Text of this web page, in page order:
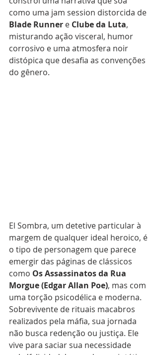
como uma jam session distorcida de
Blade Runner e Clubeda Luta,
misturando ação visceral, humor
corrosivo e uma atmosfera noir
distópica que desafia as convenções
do gênero.
El Sombra, um detetive particular à
margem de qualquer ideal heroico, é
o tipo de personagem que parece
emergir das páginas de clássicos
como OsAssassinatosda Rua
Morgue (Edgar Allan Poe), mas com
uma torção psicodélica e moderna.
Sobrevivente de rituais macabros
realizados pela máfia, sua jornada
não busca redenção ou justiça. Ele
vive para saciar sua necessidade